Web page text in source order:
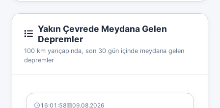
Yakın Çevrede Meydana Gelen
Depremler
100 km yarıçapında, son 30 gün içinde meydana gelen
depremler
16:01:58 09.08.2026